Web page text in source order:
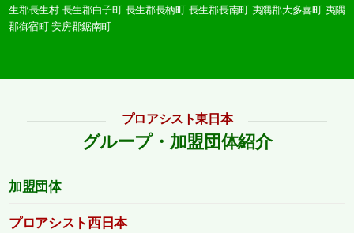
生郡長生村 長生郡白子町 長生郡長柄町 長生郡長南町 夷隅郡大多喜町 夷隅
郡御宿町 安房郡鋸南町
プロアシスト東日本
グループ・加盟団体紹介
加盟団体
プロアシスト西日本